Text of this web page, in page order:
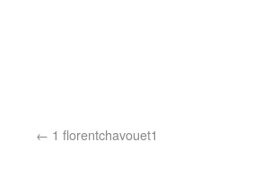
1 florentchavouet1